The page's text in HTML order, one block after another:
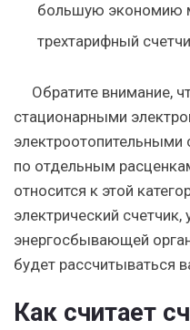
большую экономию
трехтарифный
Обратите внимание,
стационарными
по отдельным
относится к этой
электрический счетчик,
энергосбывающей
будет рассчитываться
Как считает